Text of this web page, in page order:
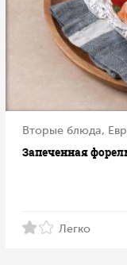
Вторые блюда,
Запеченная
Легко